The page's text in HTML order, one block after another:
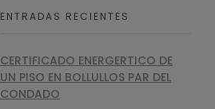
ENTRADAS RECIENTES
CERTIFICADO ENERGERTICO DE
UN PISO EN BOLLULLOS PAR DEL
CONDADO